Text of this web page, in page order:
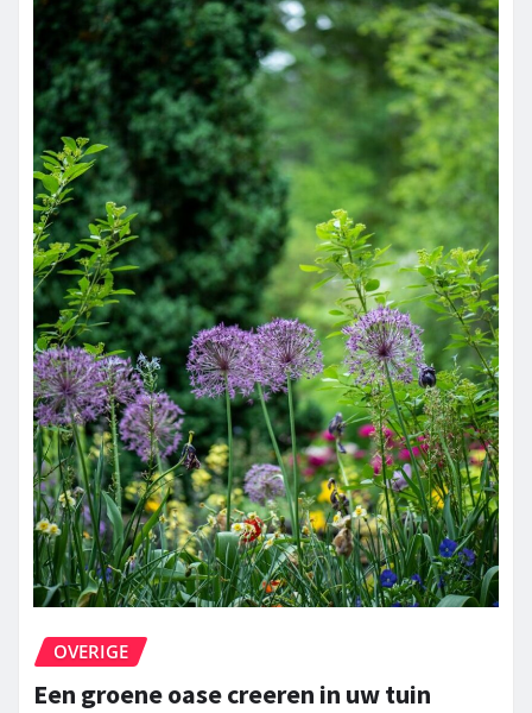
OVERIGE
Een groene oase creeren in uw tuin